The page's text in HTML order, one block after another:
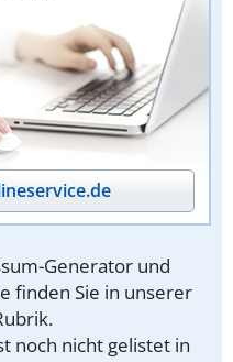
Generator und
finden Sie in unserer
noch nicht gelistet in